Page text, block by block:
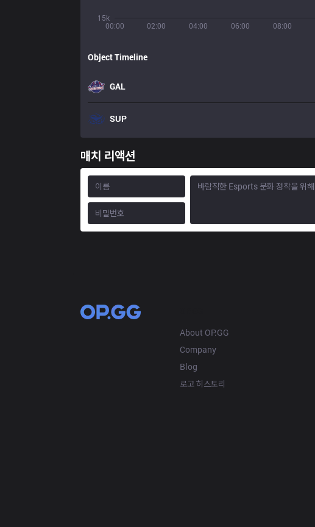
00:00 02:00 04:00 06:00 08:00
15k
Object Timeline
GAL
SUP
매치 리액션
About OP.GG
Company
Blog
로고 히스토리